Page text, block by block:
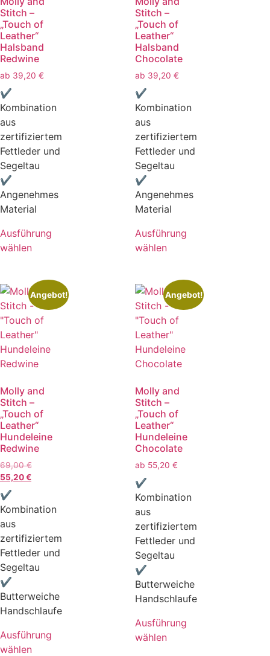
Stitch –
„Touch of
Leather“
Halsband
Redwine
ab 39,20 €
✔
Kombination
aus
zertifiziertem
Fettleder und
Segeltau
✔
Angenehmes
Material
Ausführung
wählen
Stitch –
„Touch of
Leather“
Halsband
Chocolate
ab 39,20 €
✔
Kombination
aus
zertifiziertem
Fettleder und
Segeltau
✔
Angenehmes
Material
Ausführung
wählen
Angebot!
Molly and
Stitch –
„Touch of
Leather“
Hundeleine
Redwine
69,00€
55,20€
✔
Kombination
aus
zertifiziertem
Fettleder und
Segeltau
✔
Butterweiche
Handschlaufe
Ausführung
wählen
Angebot!
Molly and
Stitch –
„Touch of
Leather“
Hundeleine
Chocolate
ab 55,20 €
✔
Kombination
aus
zertifiziertem
Fettleder und
Segeltau
✔
Butterweiche
Handschlaufe
Ausführung
wählen